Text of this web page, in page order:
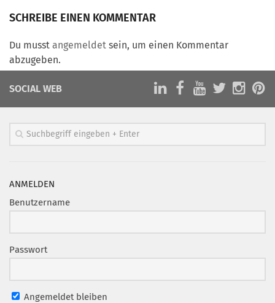
Arbeitsgruppen
MarketingFrauen
Münchner Marketingpreis
Mentoring
Bundesverband Marketing Clubs
MARKETING PIONIERE
Newsletter
Clubmagazin
MCM Club TV
Mitglied werden
SCHREIBE EINEN KOMMENTAR
Du musst angemeldet sein, um einen Kommentar
abzugeben.
SOCIAL WEB
ANMELDEN
Benutzername
Passwort
Angemeldet bleiben